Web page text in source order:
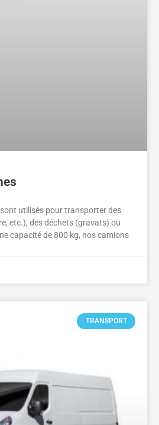
utilisés pour transporter des
etc.), des déchets (gravats) ou
capacité de 800 kg, nos camions
TRANSPORT